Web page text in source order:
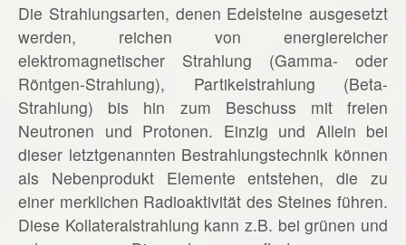
Die Strahlungsarten, denen Edelsteine ausgesetzt
werden, reichen von energiereicher
elektromagnetischer Strahlung (Gamma- oder
Röntgen-Strahlung), Partikelstrahlung (Beta-
Strahlung) bis hin zum Beschuss mit freien
Neutronen und Protonen. Einzig und Allein bei
dieser letztgenannten Bestrahlungstechnik können
als Nebenprodukt Elemente entstehen, die zu
einer merklichen Radioaktivität des Steines führen.
Diese Kollateralstrahlung kann z.B. bei grünen und